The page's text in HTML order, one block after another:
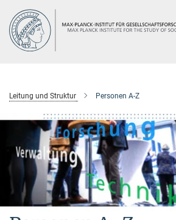
Hauptinhalt
Leitung und Struktur Personen A-Z